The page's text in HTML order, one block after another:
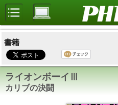
書籍
ライオンボーイⅢ
カリブの決闘